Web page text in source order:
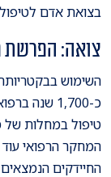
בצואת אדם לטיפול
צואה: הפרשת
השימוש
כ-1,700
טיפול במחלות של
המחקר הרפואי עוד
החיידקים